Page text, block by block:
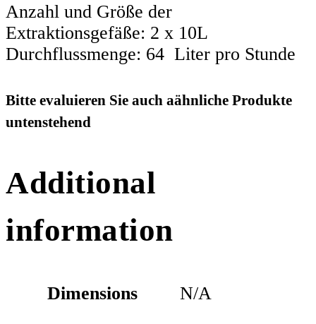
Anzahl und Größe der
Extraktionsgefäße: 2 x 10L
Durchflussmenge: 64 Liter pro Stunde
Bitte evaluieren Sie auch aähnliche Produkte
untenstehend
Additional
information
Dimensions N/A